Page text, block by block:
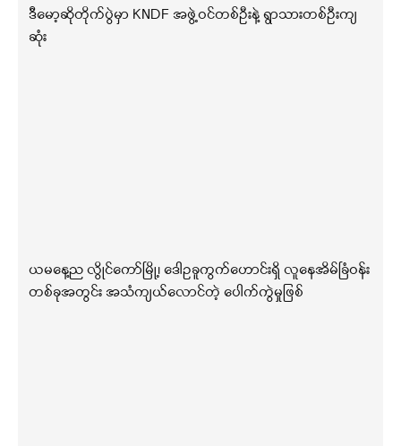
ဒီမော့ဆိုတိုက်ပွဲမှာ KNDF အဖွဲ့ဝင်တစ်ဦးနဲ့ ရွာသားတစ်ဦးကျ
ဆုံး
ယမနေ့ည လွိုင်ကော်မြို့၊ ဒေါဥခူကွက်ဟောင်းရှိ လူနေအိမ်ခြံဝန်း
တစ်ခုအတွင်း အသံကျယ်လောင်တဲ့ ပေါက်ကွဲမှုဖြစ်